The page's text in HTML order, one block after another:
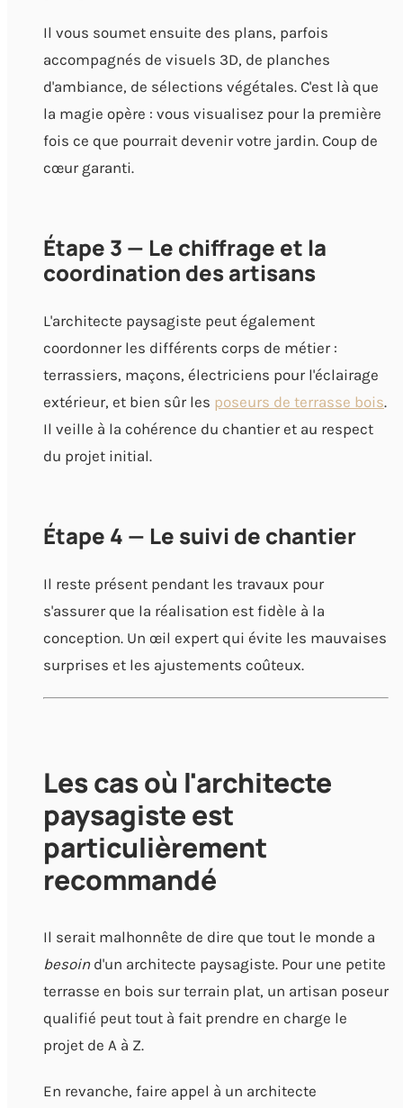
Il vous soumet ensuite des plans, parfois
accompagnés de visuels 3D, de planches
d'ambiance, de sélections végétales. C'est là que
la magie opère : vous visualisez pour la première
fois ce que pourrait devenir votre jardin. Coup de
cœur garanti.
Étape 3 — Le chiffrage et la
coordination des artisans
L'architecte paysagiste peut également
coordonner les différents corps de métier :
terrassiers, maçons, électriciens pour l'éclairage
extérieur, et bien sûr les poseurs de terrasse bois.
Il veille à la cohérence du chantier et au respect
du projet initial.
Étape 4 — Le suivi de chantier
Il reste présent pendant les travaux pour
s'assurer que la réalisation est fidèle à la
conception. Un œil expert qui évite les mauvaises
surprises et les ajustements coûteux.
Les cas où l'architecte
paysagiste est
particulièrement
recommandé
Il serait malhonnête de dire que tout le monde a
besoind'un architecte paysagiste. Pour une petite
terrasse en bois sur terrain plat, un artisan poseur
qualifié peut tout à fait prendre en charge le
projet de A à Z.
En revanche, faire appel à un architecte